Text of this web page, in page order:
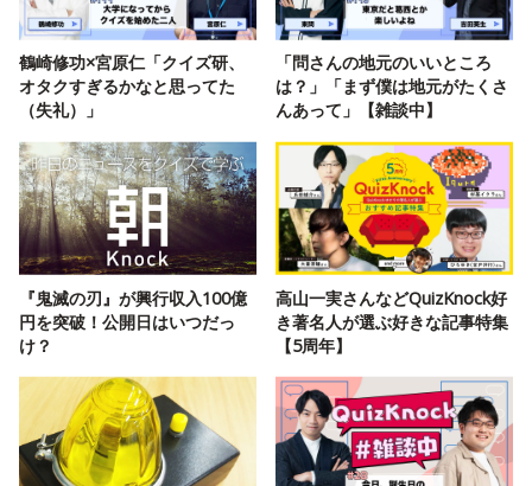
鶴崎修功×宮原仁「クイズ研、
オタクすぎるかなと思ってた
（失礼）」
「問さんの地元のいいところ
は？」「まず僕は地元がたくさ
んあって」【雑談中】
『鬼滅の刃』が興行収入100億
円を突破！公開日はいつだっ
け？
高山一実さんなどQuizKnock好
き著名人が選ぶ好きな記事特集
【5周年】